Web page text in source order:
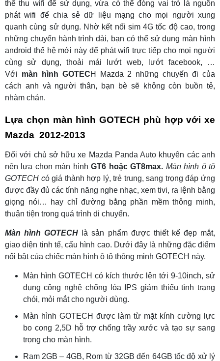
thể thu wifi để sử dụng, vừa có thể đóng vai trò là nguồn
phát wifi để chia sẻ dữ liệu mạng cho mọi người xung
quanh cùng sử dụng. Nhờ kết nối sim 4G tốc độ cao, trong
những chuyến hành trình dài, bạn có thể sử dụng màn hình
android thế hệ mới này để phát wifi trực tiếp cho mọi người
cùng sử dụng, thoải mái lướt web, lướt facebook, …
Với màn hình GOTECH Mazda 2 những chuyến đi của
cách anh và người thân, bạn bè sẽ không còn buồn tẻ,
nhàm chán.
Lựa chọn màn hình GOTECH phù hợp với xe
Mazda 2012-2013
Đối với chủ sở hữu xe Mazda Panda Auto khuyên các anh
nên lựa chọn màn hìnhGT6 hoặc GT8max. Màn hình ô tô
GOTECH có giá thành hợp lý, trẻ trung, sang trọng đáp ứng
được đầy đủ các tính năng nghe nhạc, xem tivi, ra lệnh bằng
giọng nói… hay chỉ đường bằng phần mềm thông minh,
thuận tiện trong quá trình di chuyển.
Màn hình GOTECH
là sản phẩm được thiết kế đẹp mắt,
giao diện tinh tế, cấu hình cao. Dưới đây là những đặc điểm
nổi bật của chiếc màn hình ô tô thông minh GOTECH này.
Màn hình GOTECH có kích thước lên tới 9-10inch, sử
dụng công nghệ chống lóa IPS giảm thiểu tình trạng
chói, mỏi mắt cho người dùng.
Màn hình GOTECH được làm từ mặt kính cường lực
bo cong 2,5D hỗ trợ chống trầy xước và tạo sự sang
trọng cho màn hình.
Ram 2GB – 4GB, Rom từ 32GB đến 64GB tốc độ xử lý